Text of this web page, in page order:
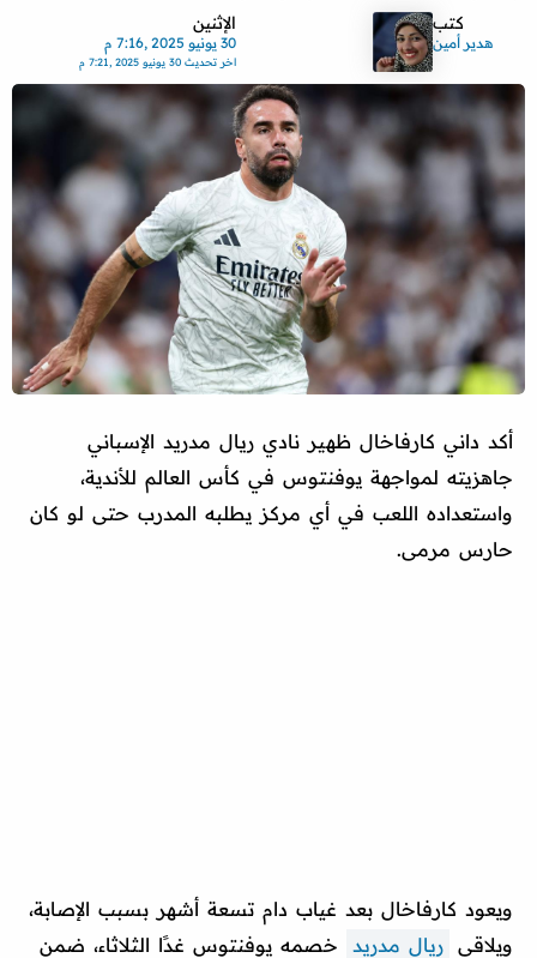
كتب
هدير أمين
الإثنين
30 يونيو 2025 ,7:16 م
اخر تحديث30 يونيو 2025 ,7:21 م
أكد داني كارفاخال ظهير نادي ريال مدريد الإسباني
جاهزيته لمواجهة يوفنتوس في كأس العالم للأندية،
واستعداده اللعب في أي مركز يطلبه المدرب حتى لو كان
حارس مرمى.
ويعود كارفاخال بعد غياب دام تسعة أشهر بسبب الإصابة،
ويلاقي ريال مدريد
خصمه يوفنتوس غدًا الثلاثاء، ضمن